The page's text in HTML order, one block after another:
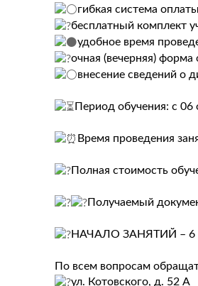
️гибкая система
бесплатный комплект
️удобное время
очная (вечерняя) форма
️внесение сведений о
Период обучения: с 06
Время проведения
Полная стоимость
Получаемый
НАЧАЛО ЗАНЯТИЙ – 6
По всем вопросам
ул. Котовского, д. 52 А